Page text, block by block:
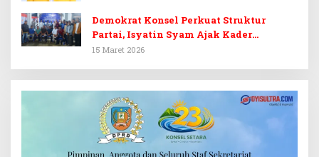
Demokrat Konsel Perkuat Struktur
Partai, Isyatin Syam Ajak Kader
Kembalikan Kejayaan
15 Maret 2026